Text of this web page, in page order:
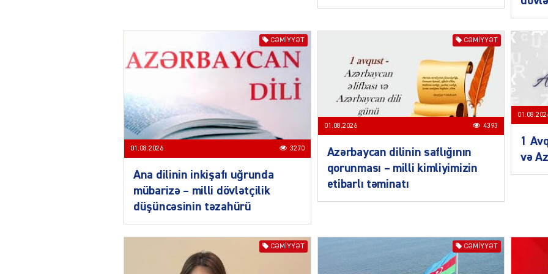
CƏMIYYƏT
01.08.2026 3270
Ana dilinin inkişafı uğrunda
mübarizə – milli dövlətçilik
düşüncəsinin təzahürü
CƏMIYYƏT
01.08.2026 4393
Azərbaycan dilinin saflığının
qorunması – milli kimliyimizin
etibarlı təminatı
1
və
CƏMIYYƏT CƏMIYYƏT